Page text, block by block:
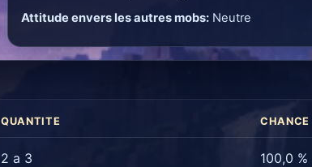
Attitude envers les autres mobs:Neutre
QUANTITE CHANCE
2 a 3 100,0 %